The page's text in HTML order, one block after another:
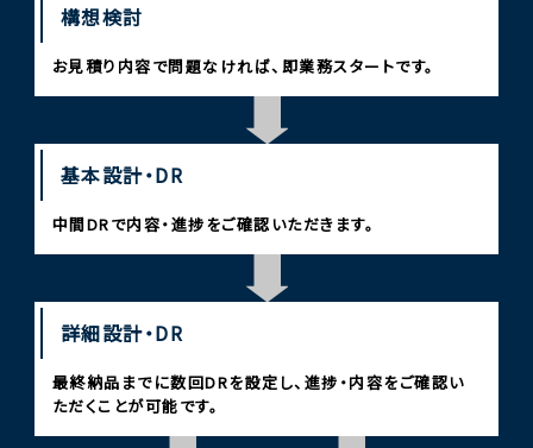
構想検討
お見積り内容で問題なければ、即業務スタートです。
基本設計・DR
中間DRで内容・進捗をご確認いただきます。
詳細設計・DR
最終納品までに数回DRを設定し、進捗・内容をご確認い
ただくことが可能です。